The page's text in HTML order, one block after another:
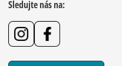
Sledujte nás na: